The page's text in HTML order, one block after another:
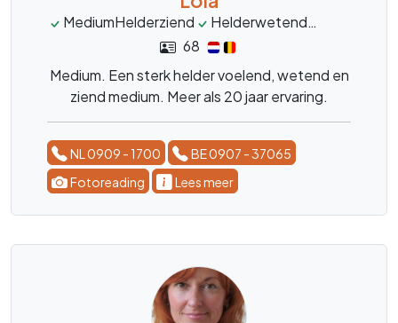
MediumHelderziend Helderwetend
68
Medium. Een sterk helder voelend, wetend en
ziend medium. Meer als 20 jaar ervaring.
NL 0909 - 1700
BE 0907 - 37065
Fotoreading
Lees meer